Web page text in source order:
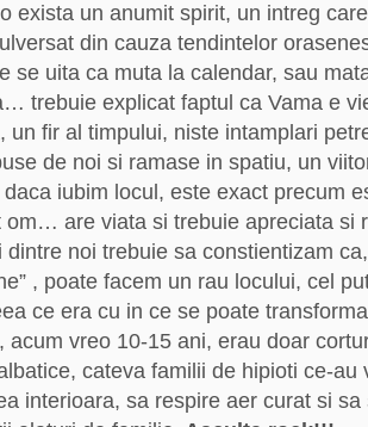
exista un anumit spirit, un intreg
din cauza tendintelor
se uita ca muta la calendar, sau
trebuie explicat faptul ca Vama e
un fir al timpului, niste intamplari
de noi si ramase in spatiu, un
iubim locul, este exact precum
om… are viata si trebuie apreciata si
dintre noi trebuie sa constientizam
, poate facem un rau locului, cel
ce era cu in ce se poate
acum vreo 10-15 ani, erau doar
cateva familii de hipioti ce-
interioara, sa respire aer curat si